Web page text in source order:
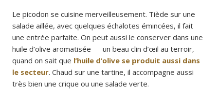
Le picodon se cuisine merveilleusement. Tiède sur une
salade aillée, avec quelques échalotes émincées, il fait
une entrée parfaite. On peut aussi le conserver dans une
huile d’olive aromatisée — un beau clin d’œil au terroir,
quand on sait que l’huile d’olive se produit aussi dans
le secteur. Chaud sur une tartine, il accompagne aussi
très bien une crique ou une salade verte.